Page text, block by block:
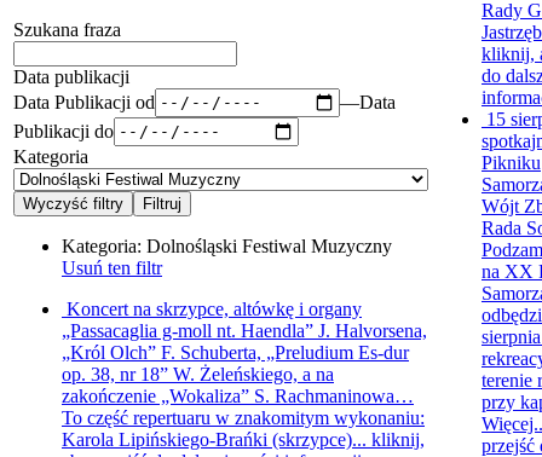
Szukana fraza
Data publikacji
Data Publikacji od
—Data
Publikacji do
Kategoria
Kategoria: Dolnośląski Festiwal Muzyczny
Usuń ten filtr
Koncert na skrzypce, altówkę i organy
„Passacaglia g-moll nt. Haendla” J. Halvorsena,
„Król Olch” F. Schuberta, „Preludium Es-dur
op. 38, nr 18” W. Żeleńskiego, a na
zakończenie „Wokaliza” S. Rachmaninowa…
To część repertuaru w znakomitym wykonaniu:
Karola Lipińskiego-Brańki (skrzypce)... kliknij,
Rady
kliknij,
do
15
Pikniku
Wójt
Rada
na XX
terenie
przy
przejść